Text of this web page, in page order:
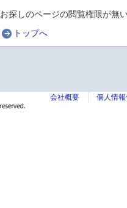
お探しのページの閲覧権限が無
トップへ
会社概要 個人情